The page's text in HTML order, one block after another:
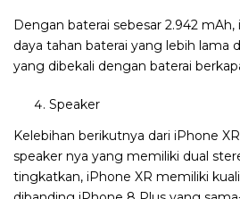
Dengan baterai sebesar 2.942
daya tahan baterai yang lebih lama
yang dibekali dengan baterai
Speaker
Kelebihan berikutnya dari iPhone
speaker nya yang memiliki dual
tingkatkan, iPhone XR memiliki